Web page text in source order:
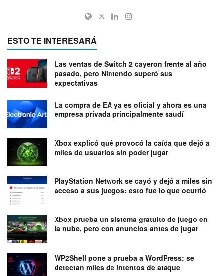
ESTO TE INTERESARÁ
Las ventas de Switch 2 cayeron frente al año
pasado, pero Nintendo superó sus
expectativas
La compra de EA ya es oficial y ahora es una
empresa privada principalmente saudí
Xbox explicó qué provocó la caída que dejó a
miles de usuarios sin poder jugar
PlayStation Network se cayó y dejó a miles sin
acceso a sus juegos: esto fue lo que ocurrió
Xbox prueba un sistema gratuito de juego en
la nube, pero con anuncios antes de jugar
WP2Shell pone a prueba a WordPress: se
detectan miles de intentos de ataque